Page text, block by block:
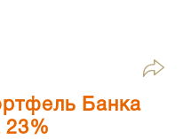
Банка
23%